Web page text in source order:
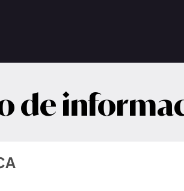
Business Agility
Organizaciones ágiles capaces de
flexibilidad y velocidad.
de